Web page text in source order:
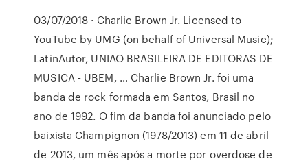
03/07/2018 · Charlie Brown Jr. Licensed to
YouTube by UMG (on behalf of Universal Music);
LatinAutor, UNIAO BRASILEIRA DE EDITORAS DE
MUSICA - UBEM, … Charlie Brown Jr. foi uma
banda de rock formada em Santos, Brasil no
ano de 1992. O fim da banda foi anunciado pelo
baixista Champignon (1978/2013) em 11 de abril
de 2013, um mês após a morte por overdose de